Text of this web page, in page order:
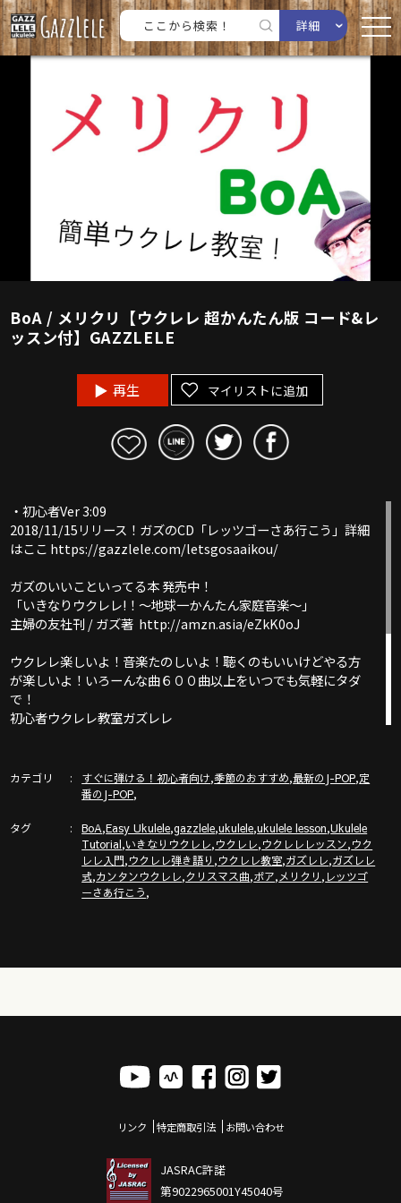
詳細
BoA / メリクリ【ウクレレ 超かんたん版 コード&レ
ッスン付】GAZZLELE
再生 マイリストに追加
・初心者Ver 3:09
2018/11/15リリース！ガズのCD「レッツゴーさあ行こう」詳細
はここ https://gazzlele.com/letsgosaaikou/
ガズのいいこといってる本 発売中！
「いきなりウクレレ!！〜地球一かんたん家庭音楽〜」
主婦の友社刊 / ガズ著 http://amzn.asia/eZkK0oJ
ウクレレ楽しいよ！音楽たのしいよ！聴くのもいいけどやる方
が楽しいよ！いろーんな曲６００曲以上をいつでも気軽にタダ
で！
初心者ウクレレ教室ガズレレ
http://www.gazzlele.com/youtube
ガズレレホームページ
http://www.gazzlele.com/
カテゴリ すぐに弾ける！初心者向け,季節のおすすめ,最新のJ-POP,定
番のJ-POP,
タグ BoA,Easy Ukulele,gazzlele,ukulele,ukulele lesson,Ukulele
Tutorial,いきなりウクレレ,ウクレレ,ウクレレレッスン,ウク
レレ入門,ウクレレ弾き語り ,ウクレレ教室,ガズレレ,ガズレレ
式,カンタンウクレレ,クリスマス曲,ボア, メリクリ , レッツゴ
ーさあ行こう,
リンク 特定商取引法 お問い合わせ
JASRAC許諾
第9022965001Y45040号